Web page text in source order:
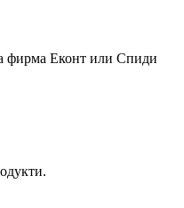
фирма Еконт или Спиди